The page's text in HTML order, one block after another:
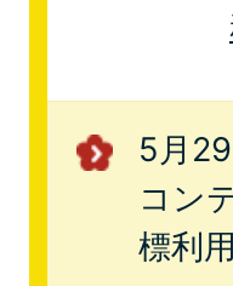
5月
コン
標利